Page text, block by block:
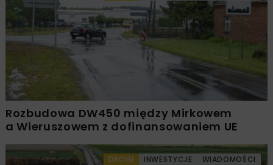
Rozbudowa DW450 między Mirkowem
a Wieruszowem z dofinansowaniem UE
DROGI INWESTYCJE WIADOMOŚCI